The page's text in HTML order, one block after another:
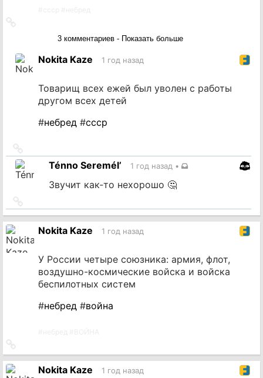
3 комментариев - Показать больше
Nokita Kaze 1 год назад
Товарищ всех ежей был уволен с работы
другом всех детей
#небред #ссср
на
источникTénno Seremél’ 1 год назад •
Звучит как‐то нехорошо 🤔
на
источник
Nokita Kaze 1 год назад
У России четыре союзника: армия, флот,
воздушно-космические войска и войска
беспилотных систем
#небред #война
на
источникNokita Kaze 1 год назад